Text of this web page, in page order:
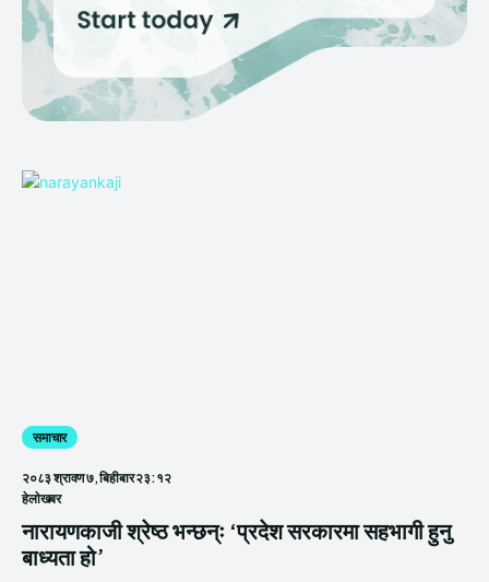
समाचार
२०८३ श्रावण ७, बिहीबार २३:१२
हेलाेखबर
नारायणकाजी श्रेष्ठ भन्छन्ः ‘प्रदेश सरकारमा सहभागी हुनु
बाध्यता हो’